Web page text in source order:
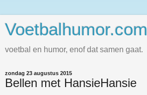
Voetbalhumor.com
voetbal en humor, enof dat samen gaat.
zondag 23 augustus 2015
Bellen met HansieHansie